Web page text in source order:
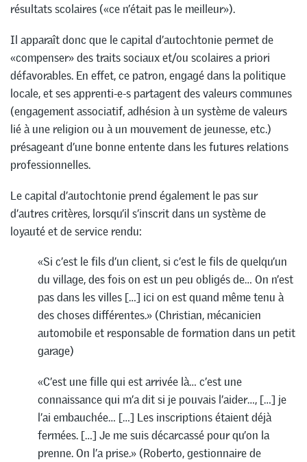
résultats scolaires («ce n’était pas le meilleur»).
Il apparaît donc que le capital d’autochtonie permet de
«compenser» des traits sociaux et/ou scolaires a priori
défavorables. En effet, ce patron, engagé dans la politique
locale, et ses apprenti-e-s partagent des valeurs communes
(engagement associatif, adhésion à un système de valeurs
lié à une religion ou à un mouvement de jeunesse, etc.)
présageant d’une bonne entente dans les futures relations
professionnelles.
Le capital d’autochtonie prend également le pas sur
d’autres critères, lorsqu’il s’inscrit dans un système de
loyauté et de service rendu:
«Si c’est le fils d’un client, si c’est le fils de quelqu’un
du village, des fois on est un peu obligés de… On n’est
pas dans les villes […] ici on est quand même tenu à
des choses différentes.» (Christian, mécanicien
automobile et responsable de formation dans un petit
garage)
«C’est une fille qui est arrivée là… c’est une
connaissance qui m’a dit si je pouvais l’aider…, […] je
l’ai embauchée… […] Les inscriptions étaient déjà
fermées. […] Je me suis décarcassé pour qu’on la
prenne. On l’a prise.» (Roberto, gestionnaire de